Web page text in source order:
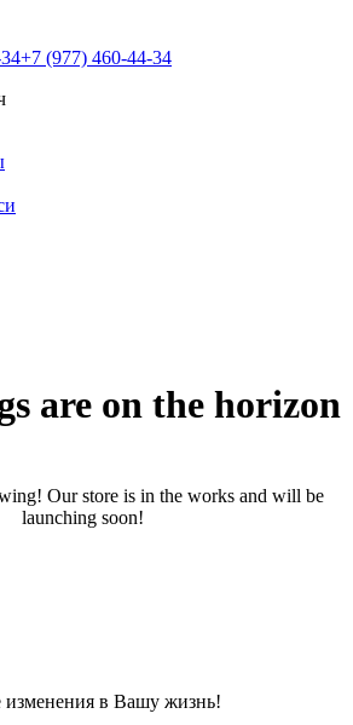
+7 (977) 460-44-34
are on the horizon
Our store is in the works and will be
launching soon!
изменения в Вашу жизнь!